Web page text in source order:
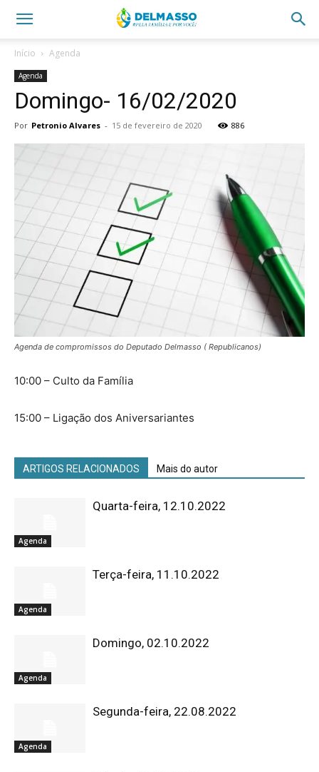
Início Agenda
Agenda
Domingo- 16/02/2020
Por Petronio Alvares - 15 de fevereiro de 2020 886
Agenda de compromissos do Deputado Delmasso ( Republicanos)
10:00 – Culto da Família
15:00 – Ligação dos Aniversariantes
ARTIGOS RELACIONADOS Mais do autor
Agenda
Quarta-feira, 12.10.2022
Agenda
Terça-feira, 11.10.2022
Agenda
Domingo, 02.10.2022
Agenda
Segunda-feira, 22.08.2022